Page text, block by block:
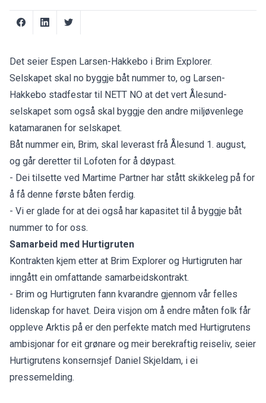
Det seier Espen Larsen-Hakkebo i Brim Explorer.
Selskapet skal no byggje båt nummer to, og Larsen-
Hakkebo stadfestar til NETT NO at det vert Ålesund-
selskapet som også skal byggje den andre miljøvenlege
katamaranen for selskapet.
Båt nummer ein, Brim, skal leverast frå Ålesund 1. august,
og går deretter til Lofoten for å døypast.
- Dei tilsette ved Martime Partner har stått skikkeleg på for
å få denne første båten ferdig.
- Vi er glade for at dei også har kapasitet til å byggje båt
nummer to for oss.
Samarbeid med Hurtigruten
Kontrakten kjem etter at Brim Explorer og Hurtigruten har
inngått ein omfattande samarbeidskontrakt.
- Brim og Hurtigruten fann kvarandre gjennom vår felles
lidenskap for havet. Deira visjon om å endre måten folk får
oppleve Arktis på er den perfekte match med Hurtigrutens
ambisjonar for eit grønare og meir berekraftig reiseliv, seier
Hurtigrutens konsernsjef Daniel Skjeldam, i ei
pressemelding.